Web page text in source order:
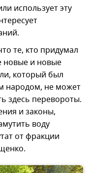
использует эту
те, кто придумал
новые и новые
который был
народом, не может
здесь перевороты.
и законы,
воду
от фракции